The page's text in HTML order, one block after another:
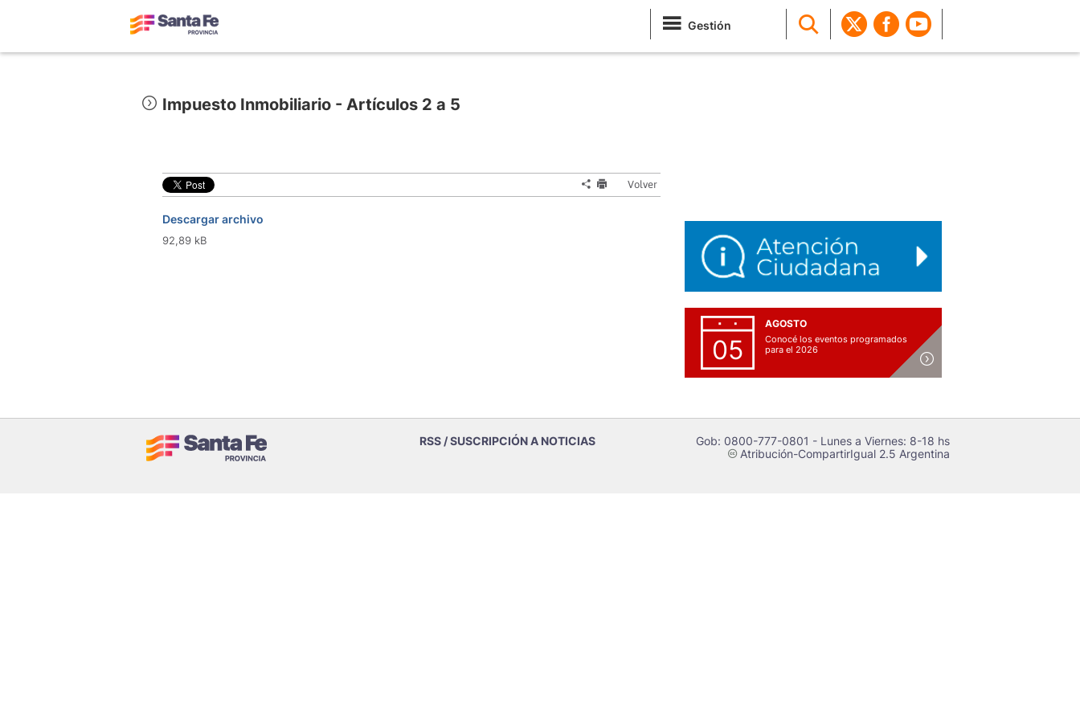
Gestión
Impuesto Inmobiliario - Artículos 2 a 5
Volver
Descargar archivo
92,89 kB
05
AGOSTO
Conocé los eventos programados
para el 2026
RSS / SUSCRIPCIÓN A NOTICIAS Gob: 0800-777-0801 - Lunes a Viernes: 8-18 hs
cAtribución-CompartirIgual 2.5 Argentina